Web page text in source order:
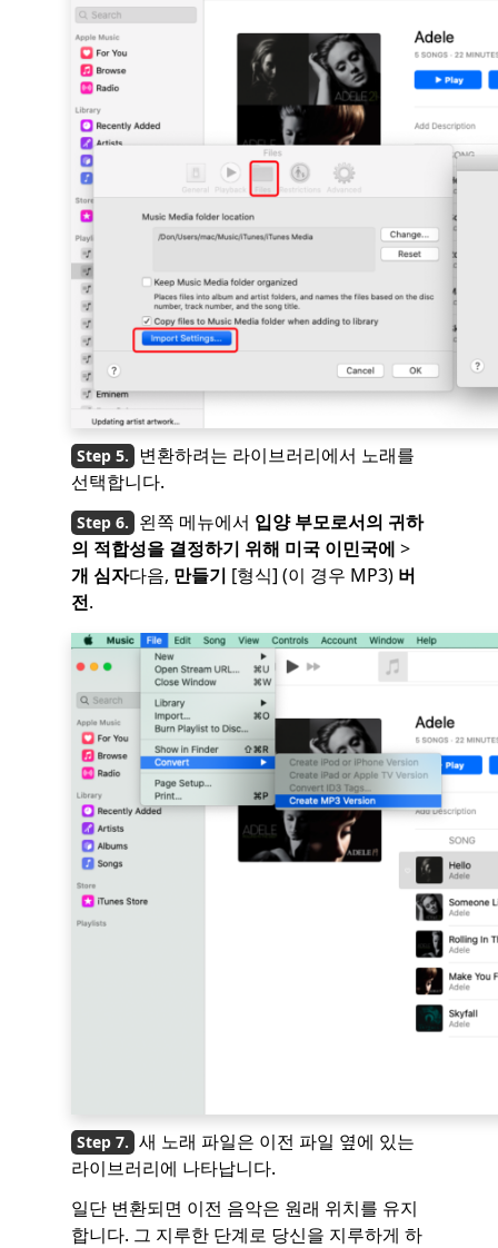
변환하려는 라이브러리에서 노래를
선택합니다.
왼쪽 메뉴에서 입양 부모로서의 귀하
의 적합성을 결정하기 위해 미국 이민국에 >
개 심자다음, 만들기 [형식] (이 경우 MP3) 버
전.
새 노래 파일은 이전 파일 옆에 있는
라이브러리에 나타납니다.
일단 변환되면 이전 음악은 원래 위치를 유지
합니다. 그 지루한 단계로 당신을 지루하게 하